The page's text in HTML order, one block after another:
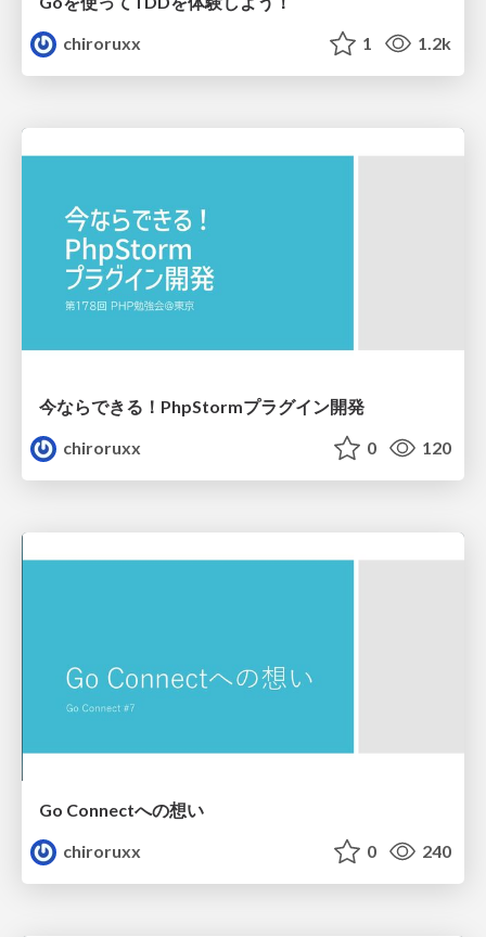
chiroruxx
1 1.2k
今ならできる！PhpStormプラグイン開発
chiroruxx
0 120
Go Connectへの想い
chiroruxx
0 240